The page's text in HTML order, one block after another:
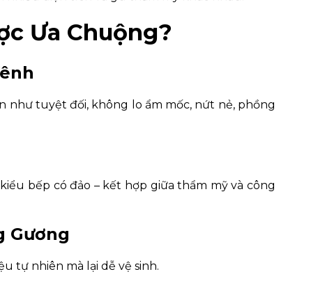
Ưa Chuộng?
như tuyệt đối, không lo ẩm mốc, nứt nẻ, phồng
bếp có đảo – kết hợp giữa thẩm mỹ và công
Gương
tự nhiên mà lại dễ vệ sinh.